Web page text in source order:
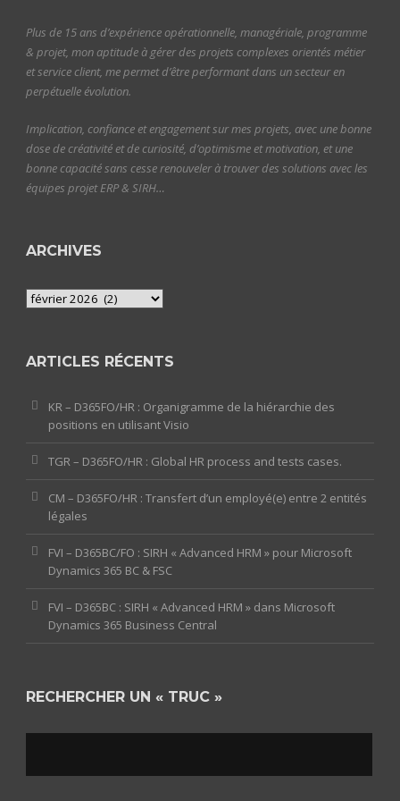
Plus de 15 ans d’expérience opérationnelle, managériale, programme
& projet, mon aptitude à gérer des projets complexes orientés métier
et service client, me permet d’être performant dans un secteur en
perpétuelle évolution.
Implication, confiance et engagement sur mes projets, avec une bonne
dose de créativité et de curiosité, d’optimisme et motivation, et une
bonne capacité sans cesse renouveler à trouver des solutions avec les
équipes projet ERP & SIRH…
ARCHIVES
Archives
ARTICLES RÉCENTS
KR – D365FO/HR : Organigramme de la hiérarchie des
positions en utilisant Visio
TGR – D365FO/HR : Global HR process and tests cases.
CM – D365FO/HR : Transfert d’un employé(e) entre 2 entités
légales
FVI – D365BC/FO : SIRH « Advanced HRM » pour Microsoft
Dynamics 365 BC & FSC
FVI – D365BC : SIRH « Advanced HRM » dans Microsoft
Dynamics 365 Business Central
RECHERCHER UN « TRUC »